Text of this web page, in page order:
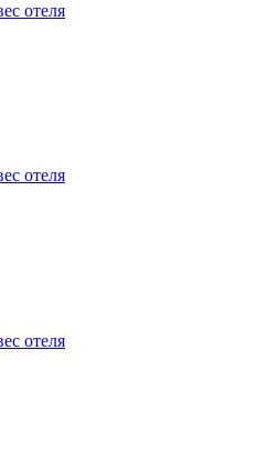
отеля
отеля
отеля